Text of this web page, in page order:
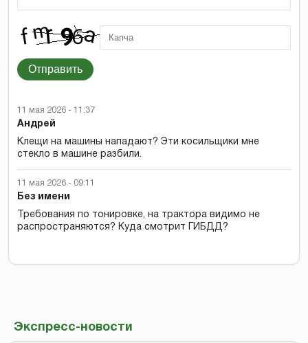
Экспресс-новости
Отправить
11 мая 2026 - 11:37
Андрей
Клещи на машины нападают? Эти косильщики мне
стекло в машине разбили.
11 мая 2026 - 09:11
Без имени
Требования по тонировке, на трактора видимо не
распространяются? Куда смотрит ГИБДД?